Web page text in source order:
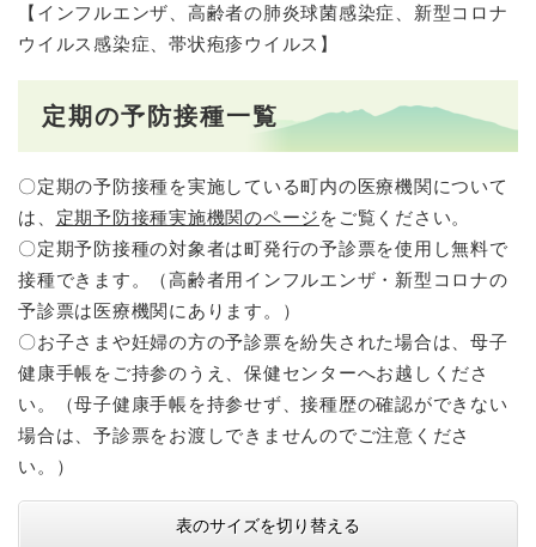
【インフルエンザ、高齢者の肺炎球菌感染症、新型コロナ
ウイルス感染症、帯状疱疹ウイルス】
定期の予防接種一覧
〇定期の予防接種を実施している町内の医療機関について
は、 定期予防接種実施機関のページ をご覧ください。​
〇定期予防接種の対象者は町発行の予診票を使用し無料で
接種できます。（高齢者用インフルエンザ・新型コロナの
予診票は医療機関にあります。）
〇お子さまや妊婦の方の予診票を紛失された場合は、母子
健康手帳をご持参のうえ、保健センターへお越しくださ
い。（母子健康手帳を持参せず、接種歴の確認ができない
場合は、予診票をお渡しできませんのでご注意くださ
い。）
表のサイズを切り替える